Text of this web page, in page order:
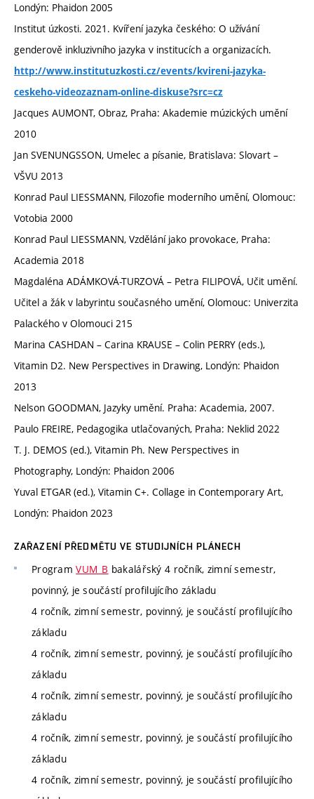
Londýn: Phaidon 2005
Institut úzkosti. 2021. Kvíření jazyka českého: O užívání
genderově inkluzivního jazyka v institucích a organizacích.
http://www.institutuzkosti.cz/events/kvireni-jazyka-
ceskeho-videozaznam-online-diskuse?src=cz
Jacques AUMONT, Obraz, Praha: Akademie múzických umění
2010
Jan SVENUNGSSON, Umelec a písanie, Bratislava: Slovart –
VŠVU 2013
Konrad Paul LIESSMANN, Filozofie moderního umění, Olomouc:
Votobia 2000
Konrad Paul LIESSMANN, Vzdělání jako provokace, Praha:
Academia 2018
Magdaléna ADÁMKOVÁ-TURZOVÁ – Petra FILIPOVÁ, Učit umění.
Učitel a žák v labyrintu současného umění, Olomouc: Univerzita
Palackého v Olomouci 215
Marina CASHDAN – Carina KRAUSE – Colin PERRY (eds.),
Vitamin D2. New Perspectives in Drawing, Londýn: Phaidon
2013
Nelson GOODMAN, Jazyky umění. Praha: Academia, 2007.
Paulo FREIRE, Pedagogika utlačovaných, Praha: Neklid 2022
T. J. DEMOS (ed.), Vitamin Ph. New Perspectives in
Photography, Londýn: Phaidon 2006
Yuval ETGAR (ed.), Vitamin C+. Collage in Contemporary Art,
Londýn: Phaidon 2023
ZAŘAZENÍ PŘEDMĚTU VE STUDIJNÍCH PLÁNECH
ProgramVUM_B bakalářský 4 ročník, zimní semestr,
povinný, je součástí profilujícího základu
4 ročník, zimní semestr, povinný, je součástí profilujícího
základu
4 ročník, zimní semestr, povinný, je součástí profilujícího
základu
4 ročník, zimní semestr, povinný, je součástí profilujícího
základu
4 ročník, zimní semestr, povinný, je součástí profilujícího
základu
4 ročník, zimní semestr, povinný, je součástí profilujícího